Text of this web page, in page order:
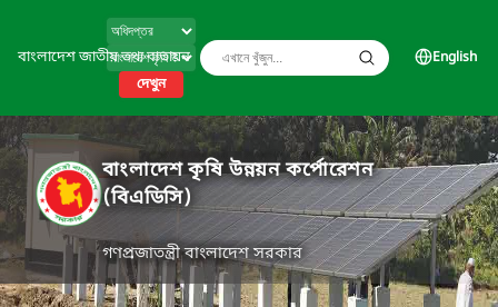
বাংলাদেশ জাতীয় তথ্য বাতায়ন
দেখুন
English
বাংলাদেশ কৃষি উন্নয়ন কর্পোরেশন
(বিএডিসি)
গণপ্রজাতন্ত্রী বাংলাদেশ সরকার